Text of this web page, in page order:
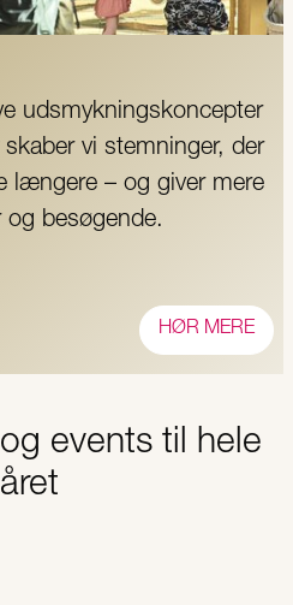
udsmykningskoncepter
vi stemninger, der
længere – og giver mere
besøgende.
HØR MERE
events til hele
året